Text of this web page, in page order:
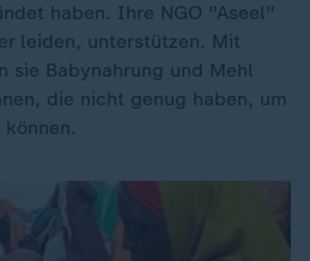
haben. Ihre NGO "Aseel"
leiden, unterstützen. Mit
sie Babynahrung und Mehl
die nicht genug haben, um